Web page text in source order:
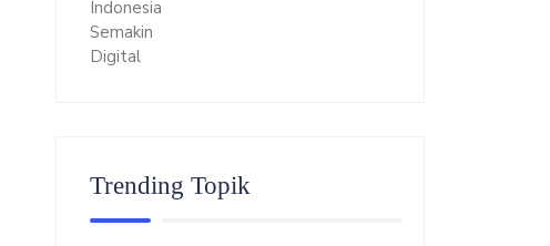
Trending Topik